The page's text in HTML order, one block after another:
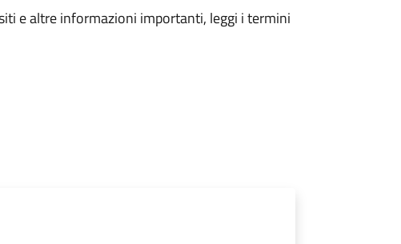
e altre informazioni importanti, leggi i termini